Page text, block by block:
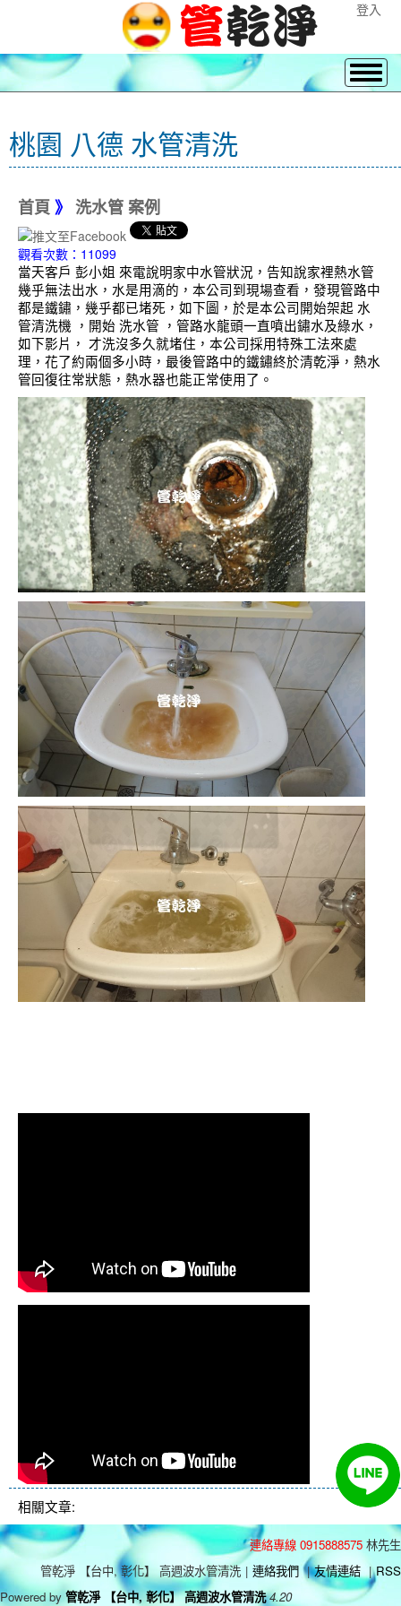
登入
桃園 八德 水管清洗
首頁 》 洗水管 案例
觀看次數：11099
當天客戶 彭小姐 來電說明家中水管狀況，告知說家裡熱水管
幾乎無法出水，水是用滴的，本公司到現場查看，發現管路中
都是鐵鏽，幾乎都已堵死，如下圖，於是本公司開始架起 水
管清洗機 ，開始 洗水管 ，管路水龍頭一直噴出鏽水及綠水，
如下影片， 才洗沒多久就堵住，本公司採用特殊工法來處
理，花了約兩個多小時，最後管路中的鐵鏽終於清乾淨，熱水
管回復往常狀態，熱水器也能正常使用了。
相關文章:
連絡專線 0915888575 林先生
管乾淨 【台中, 彰化】 高週波水管清洗 | 連絡我們 | 友情連結 | RSS
Powered by 管乾淨 【台中, 彰化】 高週波水管清洗 4.20